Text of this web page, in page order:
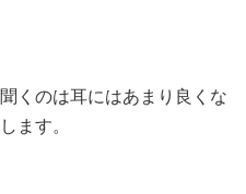
くのは耳にはあまり良くな
ます。